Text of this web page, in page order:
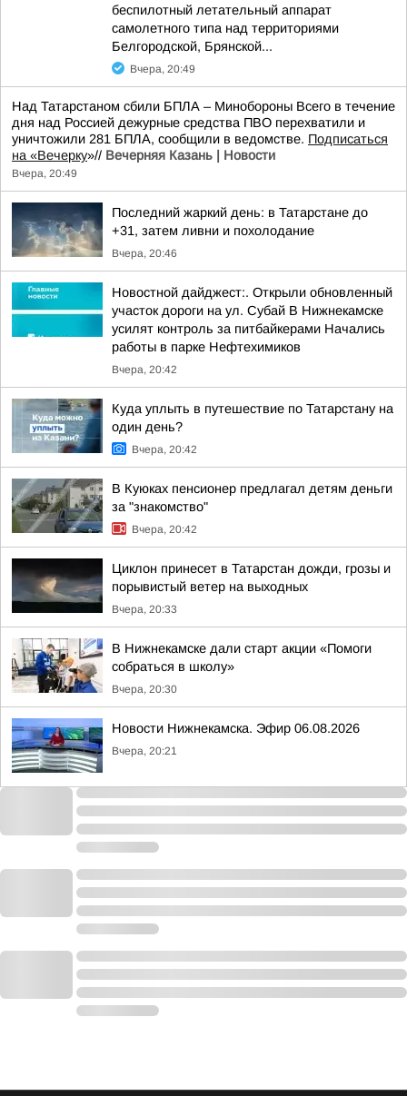
беспилотный летательный аппарат
самолетного типа над территориями
Белгородской, Брянской...
Вчера, 20:49
Над Татарстаном сбили БПЛА – Минобороны Всего в течение
дня над Россией дежурные средства ПВО перехватили и
уничтожили 281 БПЛА, сообщили в ведомстве. Подписаться
на «Вечерку»// Вечерняя Казань | Новости
Вчера, 20:49
Последний жаркий день: в Татарстане до
+31, затем ливни и похолодание
Вчера, 20:46
Новостной дайджест:. Открыли обновленный
участок дороги на ул. Субай В Нижнекамске
усилят контроль за питбайкерами Начались
работы в парке Нефтехимиков
Вчера, 20:42
Куда уплыть в путешествие по Татарстану на
один день?
Вчера, 20:42
В Куюках пенсионер предлагал детям деньги
за "знакомство"
Вчера, 20:42
Циклон принесет в Татарстан дожди, грозы и
порывистый ветер на выходных
Вчера, 20:33
В Нижнекамске дали старт акции «Помоги
собраться в школу»
Вчера, 20:30
Новости Нижнекамска. Эфир 06.08.2026
Вчера, 20:21